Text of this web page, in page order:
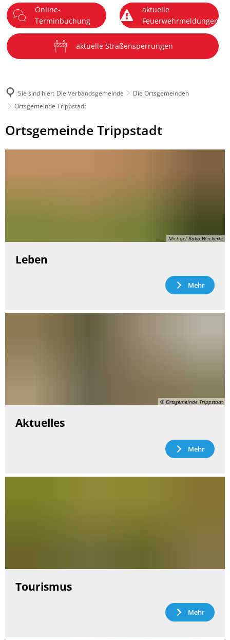
Menü
Online-
Terminbuchung
aktuelle
Feuerwehrmeldungen
aktuelle Straßensperrungen
Sie sind hier: Die Verbandsgemeinde
Die Ortsgemeinden
Ortsgemeinde Trippstadt
Ortsgemeinde
Trippstadt
Ortsgemeinde Trippstadt
Michael Raka Weckerle
Leben
Mehr
© Ortsgemeinde Trippstadt
Aktuelles
Mehr
Tourismus
Mehr